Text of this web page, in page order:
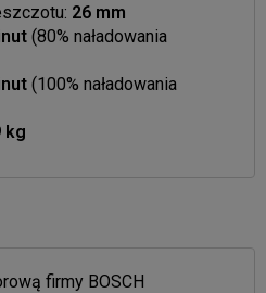
26 mm
(80% naładowania
(100% naładowania
kg
firmy BOSCH